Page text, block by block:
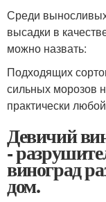
Среди
высадки в
можно назвать:
Подходящих
сильных морозов
практически
Девичий
-
виноград
дом.